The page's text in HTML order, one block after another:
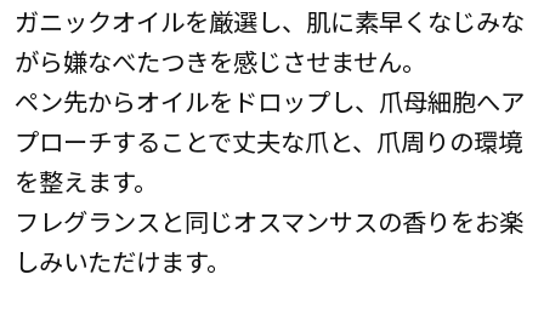
ガニックオイルを厳選し、肌に素早くなじみな
がら嫌なべたつきを感じさせません。
ペン先からオイルをドロップし、爪母細胞へア
プローチすることで丈夫な爪と、爪周りの環境
を整えます。
フレグランスと同じオスマンサスの香りをお楽
しみいただけます。